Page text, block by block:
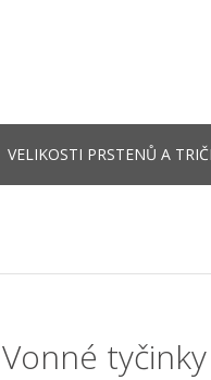
VELIKOSTI PRSTENŮ A
Vonné